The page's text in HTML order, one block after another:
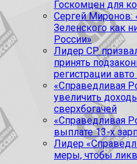
Госкомцен для
Сергей Миронов:
Зеленского как
России»
Лидер СР
принять
регистрации
«Справедливая
увеличить
сверхбогачей
«Справедливая
выплате 13-х
Лидер
меры, чтобы